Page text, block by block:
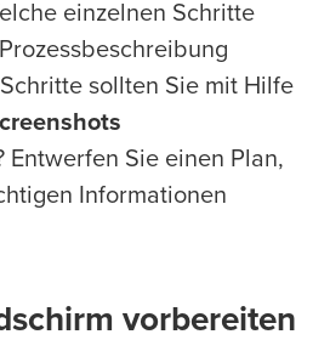
einzelnen Schritte
sollten Sie mit Hilfe
Entwerfen Sie einen Plan,
Informationen
vorbereiten